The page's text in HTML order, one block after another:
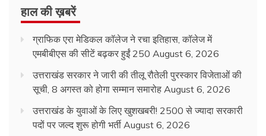
हाल की ख़बरें
ग्राफिक एरा मेडिकल कॉलेज ने रचा इतिहास, कॉलेज में
एमबीबीएस की सीटें बढ़कर हुईं 250 August 6, 2026
उत्तराखंड सरकार ने जारी की तीलू रौतेली पुरस्कार विजेताओं की
सूची, 8 अगस्त को होगा सम्मान समारोह August 6, 2026
उत्तराखंड के युवाओं के लिए खुशखबरी! 2500 से ज्यादा सरकारी
पदों पर जल्द शुरू होगी भर्ती August 6, 2026